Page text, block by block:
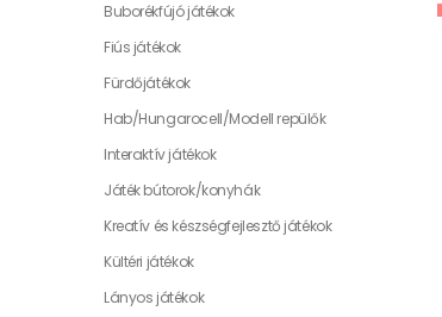
Buborékfújó játékok
Fiús játékok
Fürdőjátékok
Hab/Hungarocell/Modell repülők
Interaktív játékok
Játék bútorok/konyhák
Kreatív és készségfejlesztő játékok
Kültéri játékok
Lányos játékok